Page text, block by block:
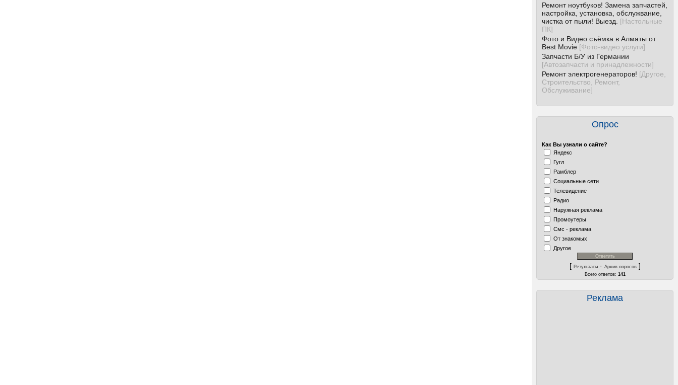
Ремонт ноутбуков! Замена запчастей,
настройка, установка, обслужвание,
чистка от пыли! Выезд.
[Настольные
ПК]
Фото и Видео съёмка в Алматы от
Best Movie [Фото-видео услуги]
Запчасти Б/У из Германии
[Автозапчасти и принадлежности]
Ремонт электрогенераторов! [Другое,
Строительство, Ремонт,
Обслуживание]
Опрос
Как Вы узнали о сайте?
Яндекс
Гугл
Рамблер
Социальные сети
Телевидение
Радио
Наружная реклама
Промоутеры
Смс - реклама
От знакомых
Другое
[ Результаты· Архив опросов]
Всего ответов: 141
Реклама